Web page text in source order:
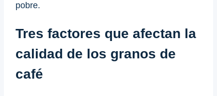
pobre.
Tres factores que afectan la
calidad de los granos de
café